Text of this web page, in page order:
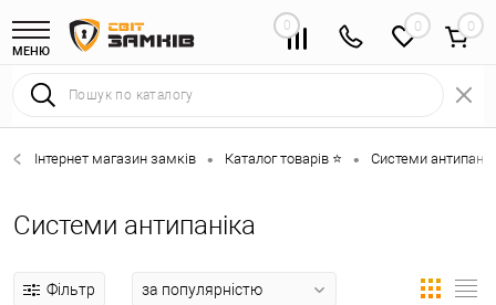
МЕНЮ
0 0
Інтернет магазин замків • Каталог товарів ⭐ • Системи
Системи антипаніка
Фільтр